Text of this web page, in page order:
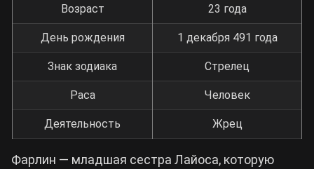
Возраст 23 года
День рождения 1 декабря 491 года
Знак зодиака Стрелец
Раса Человек
Деятельность Жрец
Фарлин — младшая сестра Лайоса, которую